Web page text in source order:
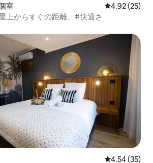
室 レビュー25
4.92 (25)
上からすぐの距離、#快適さ
レビュー35
4.54 (35)